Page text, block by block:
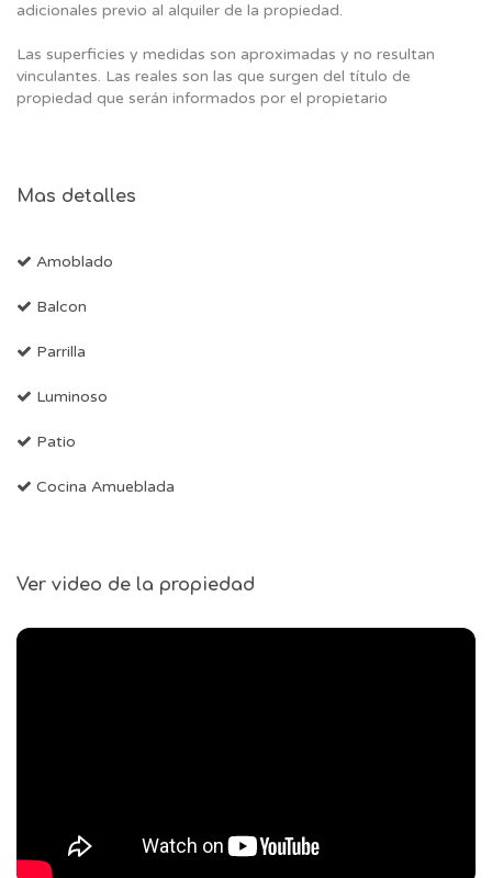
adicionales previo al alquiler de la propiedad.
Las superficies y medidas son aproximadas y no resultan
vinculantes. Las reales son las que surgen del título de
propiedad que serán informados por el propietario
Mas detalles
Amoblado
Balcon
Parrilla
Luminoso
Patio
Cocina Amueblada
Ver video de la propiedad